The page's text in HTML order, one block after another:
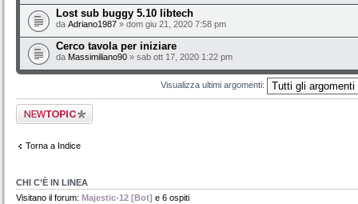
Lost sub buggy 5.10 libtech
da Adriano1987 » dom giu 21, 2020 7:58 pm
Cerco tavola per iniziare
da Massimiliano90 » sab ott 17, 2020 1:22 pm
Visualizza ultimi argomenti:
Scrivi un nuovo
argomento
Torna a Indice
CHI C’È IN LINEA
Visitano il forum: Majestic-12 [Bot] e 6 ospiti